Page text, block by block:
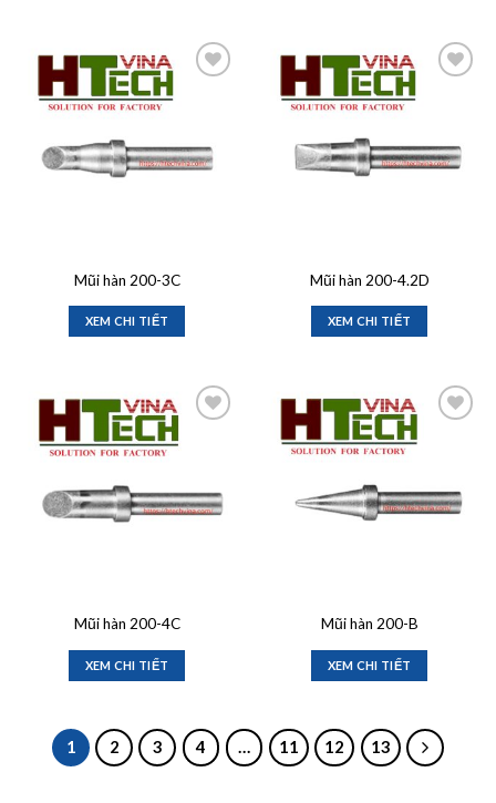
Mũi hàn 200-3C
XEM CHI TIẾT
Mũi hàn 200-4.2D
XEM CHI TIẾT
Mũi hàn 200-4C
XEM CHI TIẾT
Mũi hàn 200-B
XEM CHI TIẾT
1 2 3 4 … 11 12 13